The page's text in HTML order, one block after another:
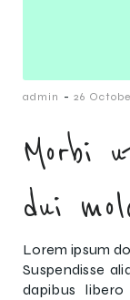
admin - 26
Morbi
dui
Lorem ipsum
Suspendisse
dapibus